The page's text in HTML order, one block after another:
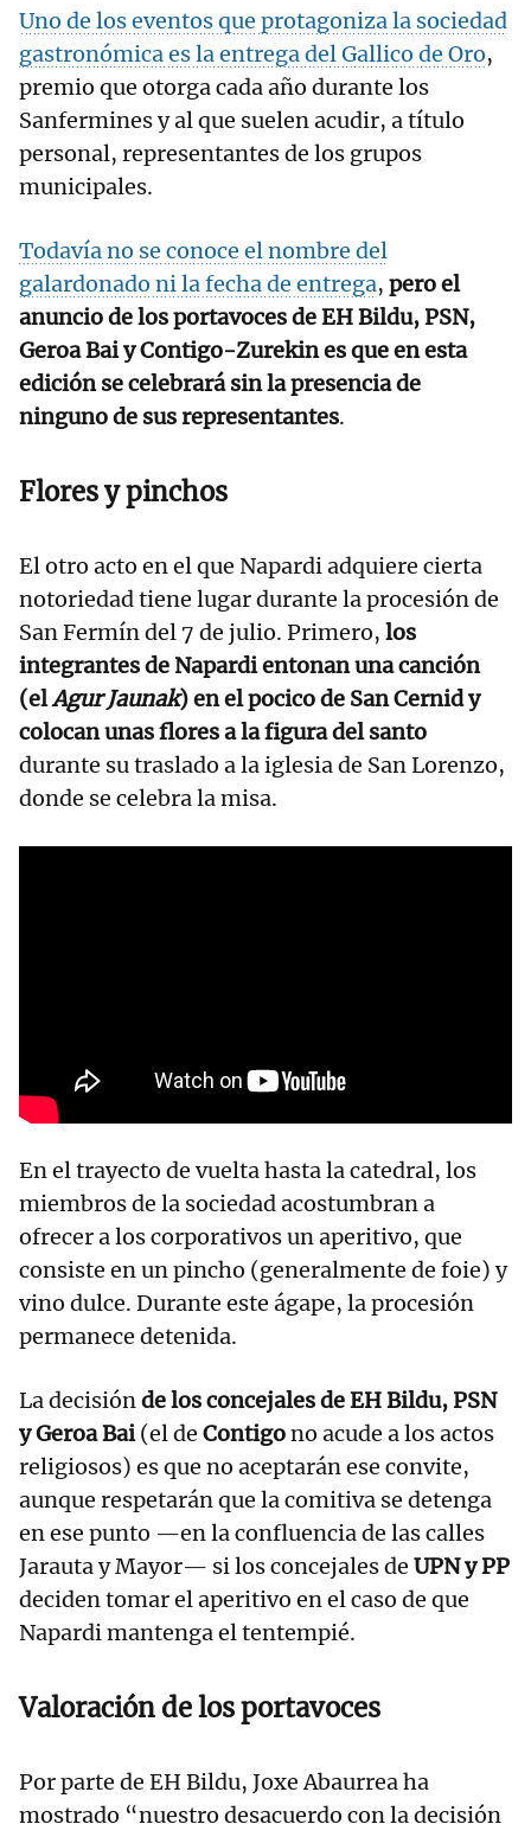
Uno de los eventos que protagoniza la sociedad
gastronómica es la entrega del Gallico de Oro,
premio que otorga cada año durante los
Sanfermines y al que suelen acudir, a título
personal, representantes de los grupos
municipales.
Todavía no se conoce el nombre del
galardonado ni la fecha de entrega, pero el
anuncio de los portavoces de EH Bildu, PSN,
Geroa Bai y Contigo-Zurekin es que en esta
edición se celebrará sin la presencia de
ninguno de sus representantes.
Flores y pinchos
El otro acto en el que Napardi adquiere cierta
notoriedad tiene lugar durante la procesión de
San Fermín del 7 de julio. Primero, los
integrantes de Napardi entonan una canción
(elAgur Jaunak) en el pocico de San Cernid y
colocan unas flores a la figura del santo
durante su traslado a la iglesia de San Lorenzo,
donde se celebra la misa.
En el trayecto de vuelta hasta la catedral, los
miembros de la sociedad acostumbran a
ofrecer a los corporativos un aperitivo, que
consiste en un pincho (generalmente de foie) y
vino dulce. Durante este ágape, la procesión
permanece detenida.
La decisiónde los concejales de EH Bildu, PSN
y Geroa Bai(el de Contigono acude a los actos
religiosos) es que no aceptarán ese convite,
aunque respetarán que la comitiva se detenga
en ese punto —en la confluencia de las calles
Jarauta y Mayor— si los concejales de UPN y PP
deciden tomar el aperitivo en el caso de que
Napardi mantenga el tentempié.
Valoración de los portavoces
Por parte de EH Bildu, Joxe Abaurrea ha
mostrado “nuestro desacuerdo con la decisión